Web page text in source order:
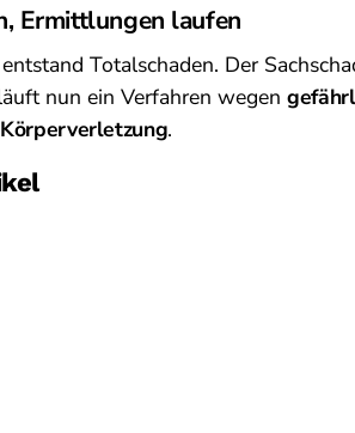
Ermittlungen laufen
Totalschaden. Der
nun ein Verfahren wegen
.